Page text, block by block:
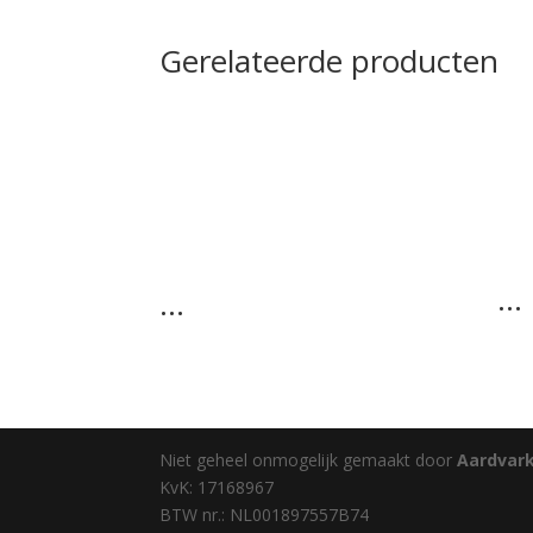
Gerelateerde producten
… …
Niet geheel onmogelijk gemaakt door
KvK: 17168967
BTW nr.: NL001897557B74